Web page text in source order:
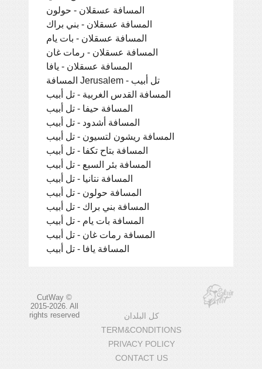
المسافة عسقلان - حولون
المسافة عسقلان - بني براك
المسافة عسقلان - بات يام
المسافة عسقلان - رمات غان
المسافة عسقلان - يافا
المسافة Jerusalem - تل أبيب
المسافة القدس الغربية - تل أبيب
المسافة حيفا - تل أبيب
المسافة أشدود - تل أبيب
المسافة ريشون لتسيون - تل أبيب
المسافة بتاح تكفا - تل أبيب
المسافة بئر السبع - تل أبيب
المسافة نتانيا - تل أبيب
المسافة حولون - تل أبيب
المسافة بني براك - تل أبيب
المسافة بات يام - تل أبيب
المسافة رمات غان - تل أبيب
المسافة يافا - تل أبيب
CutWay ©
2015-2026. All
rights reserved
كل البلدان
TERM&CONDITIONS
PRIVACY POLICY
CONTACT US